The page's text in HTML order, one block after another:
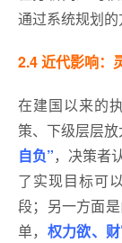
通过系统规划的
2.4 近代影响：
在建国以来的
策、下级层层
自负”，决策者
了实现目标可
段；另一方面
单， 权力欲、